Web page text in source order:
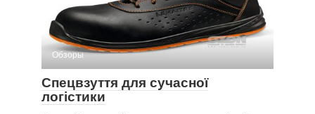
Обзоры
Спецвзуття для сучасної
логістики